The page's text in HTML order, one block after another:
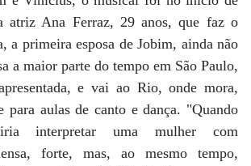
atriz Ana Ferraz, 29 anos, que faz o
a primeira esposa de Jobim, ainda não
a maior parte do tempo em São Paulo,
e vai ao Rio, onde mora,
para aulas de canto e dança. "Quando
interpretar uma mulher com
forte, mas, ao mesmo tempo,